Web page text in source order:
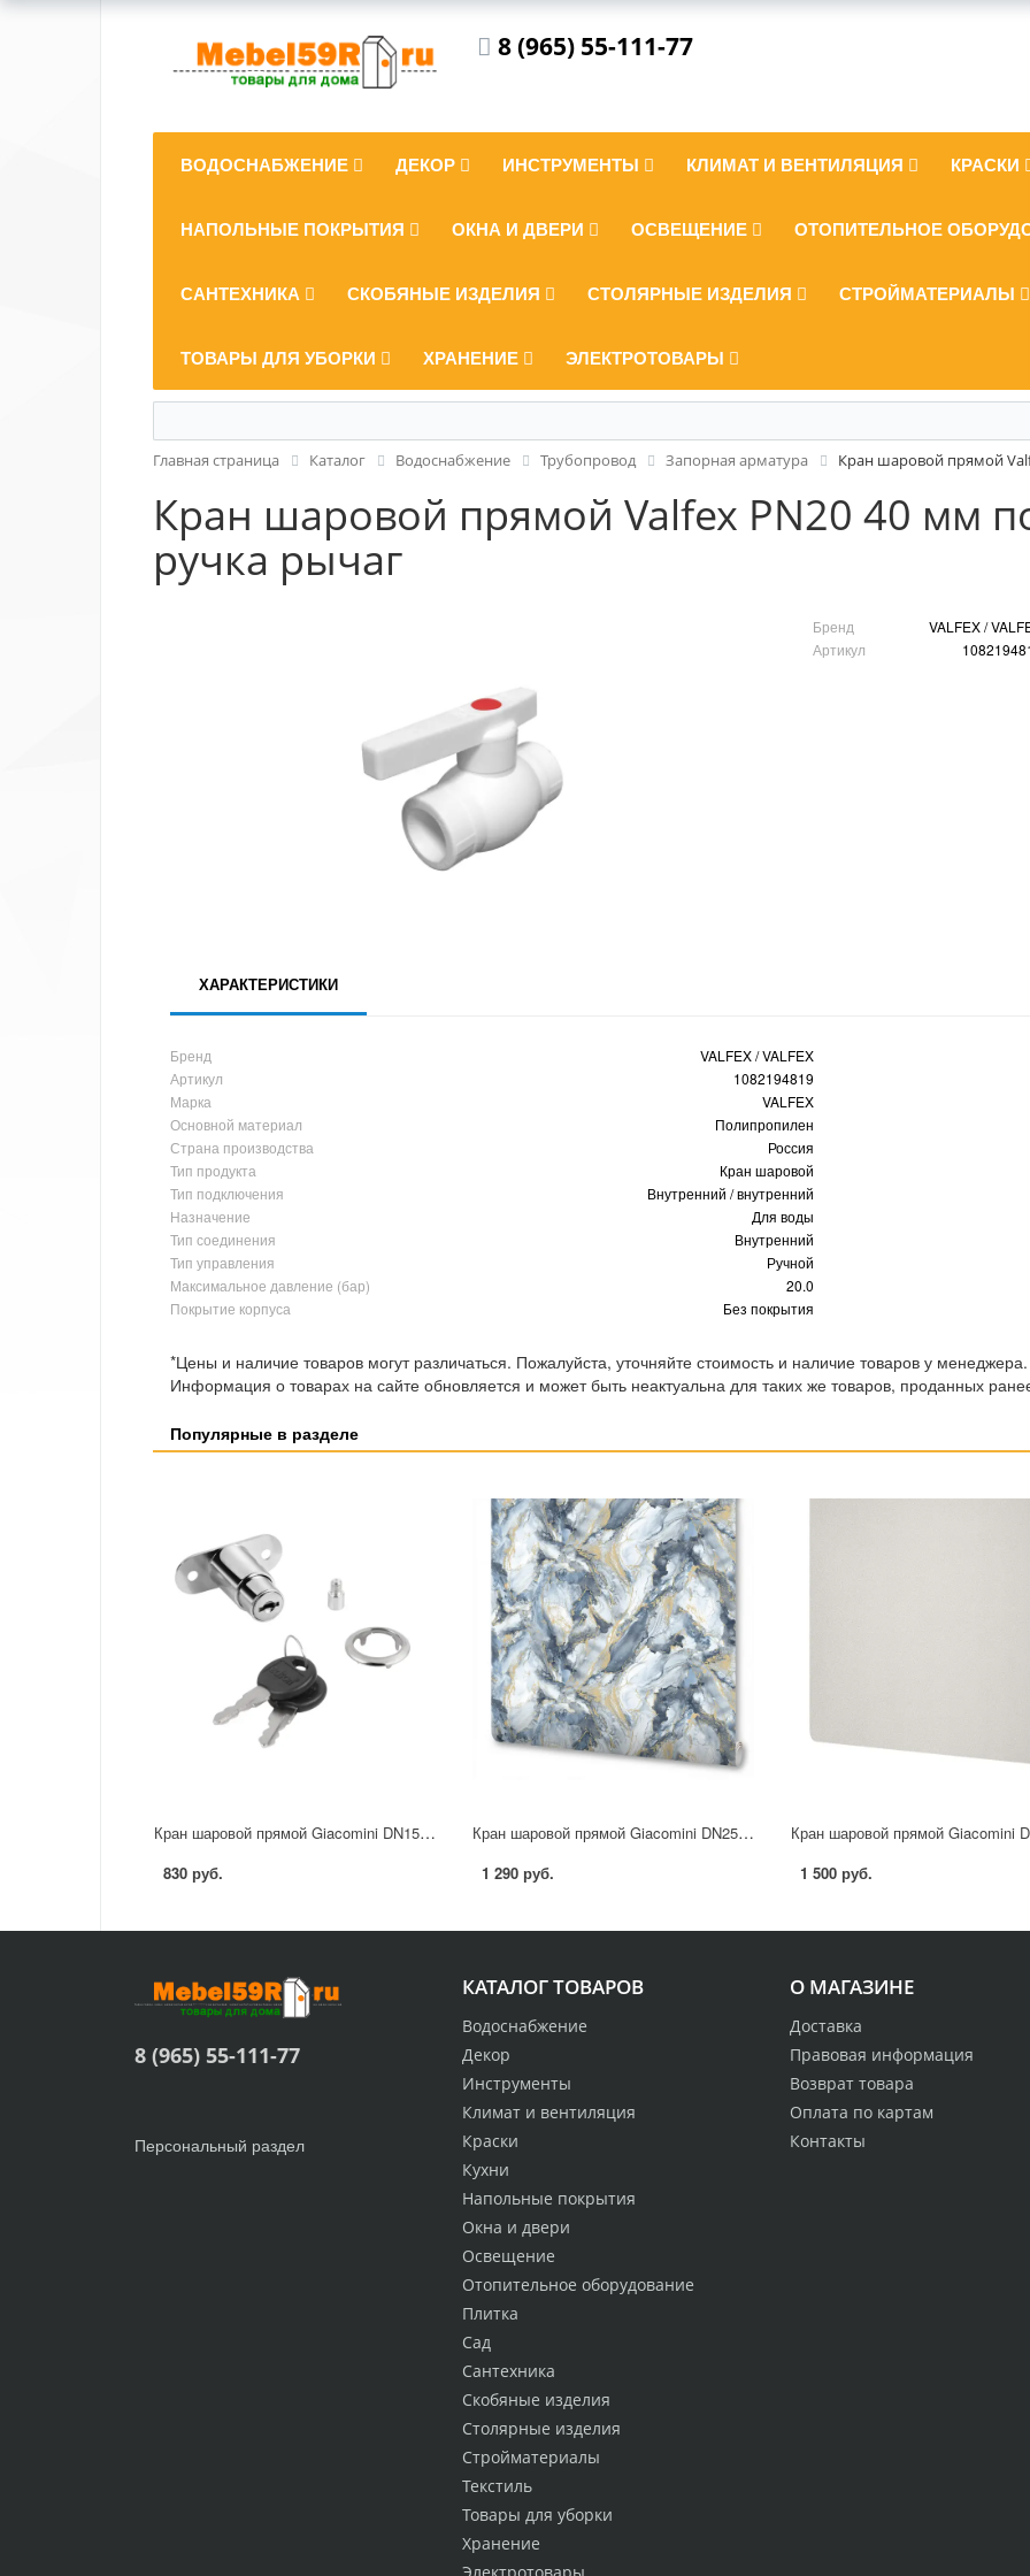
8 (965) 55-111-77
ВОДОСНАБЖЕНИЕ ДЕКОР ИНСТРУМЕНТЫ КЛИМАТ И ВЕНТИЛЯЦИЯ КРАСКИ
НАПОЛЬНЫЕ ПОКРЫТИЯ ОКНА И ДВЕРИ ОСВЕЩЕНИЕ ОТОПИТЕЛЬНОЕ
САНТЕХНИКА СКОБЯНЫЕ ИЗДЕЛИЯ СТОЛЯРНЫЕ ИЗДЕЛИЯ СТРОЙМАТЕРИАЛЫ
ТОВАРЫ ДЛЯ УБОРКИ ХРАНЕНИЕ ЭЛЕКТРОТОВАРЫ
Главная страница Каталог Водоснабжение Трубопровод Запорная арматура Кран шаровой прямой
Кран шаровой прямой Valfex PN20 40 мм
ручка рычаг
Бренд
VALFEX /
Артикул
ХАРАКТЕРИСТИКИ
Бренд
VALFEX / VALFEX
Артикул
1082194819
Марка
VALFEX
Основной материал
Полипропилен
Страна производства
Россия
Тип продукта
Кран шаровой
Тип подключения
Внутренний / внутренний
Назначение
Для воды
Тип соединения
Внутренний
Тип управления
Ручной
Максимальное давление (бар)
20.0
Покрытие корпуса
Без покрытия
*Цены и наличие товаров могут различаться. Пожалуйста, уточняйте стоимость и наличие товаров у менеджера.
Информация о товарах на сайте обновляется и может быть неактуальна для таких же товаров, проданных
Популярные в разделе
Кран шаровой прямой Giacomini DN15 PN35 1/2" ВР латунь ручка рычаг
830 руб.
Кран шаровой прямой Giacomini DN25 PN28 1" ВР латунь ручка бабочка
1 290 руб. 1 500 руб.
О МАГАЗИНЕ
Доставка
Правовая информация
Возврат товара
Оплата по картам
Контакты
КАТАЛОГ ТОВАРОВ
Водоснабжение
Декор
Инструменты
Климат и вентиляция
Краски
Кухни
Напольные покрытия
Окна и двери
Освещение
Отопительное оборудование
Плитка
Сад
Сантехника
Скобяные изделия
Столярные изделия
Стройматериалы
Текстиль
Товары для уборки
Хранение
8 (965) 55-111-77
Персональный раздел